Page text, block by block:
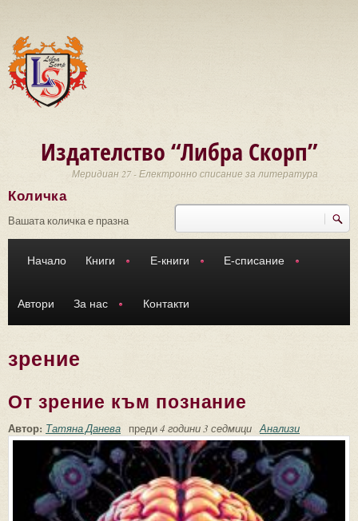
Издателство “Либра Скорп”
Меридиан 27 - Електронно списание за литература
Търси
Количка
Вашата количка е празна
Начало Книги Е-книги Е-списание
Автори За нас Контакти
зрение
От зрение към познание
Автор: Татяна Данева преди4 години 3 седмици Анализи